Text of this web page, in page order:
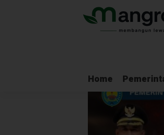
Home